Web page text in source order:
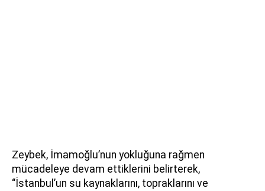
Zeybek, İmamoğlu’nun yokluğuna rağmen
mücadeleye devam ettiklerini belirterek,
“İstanbul’un su kaynaklarını, topraklarını ve